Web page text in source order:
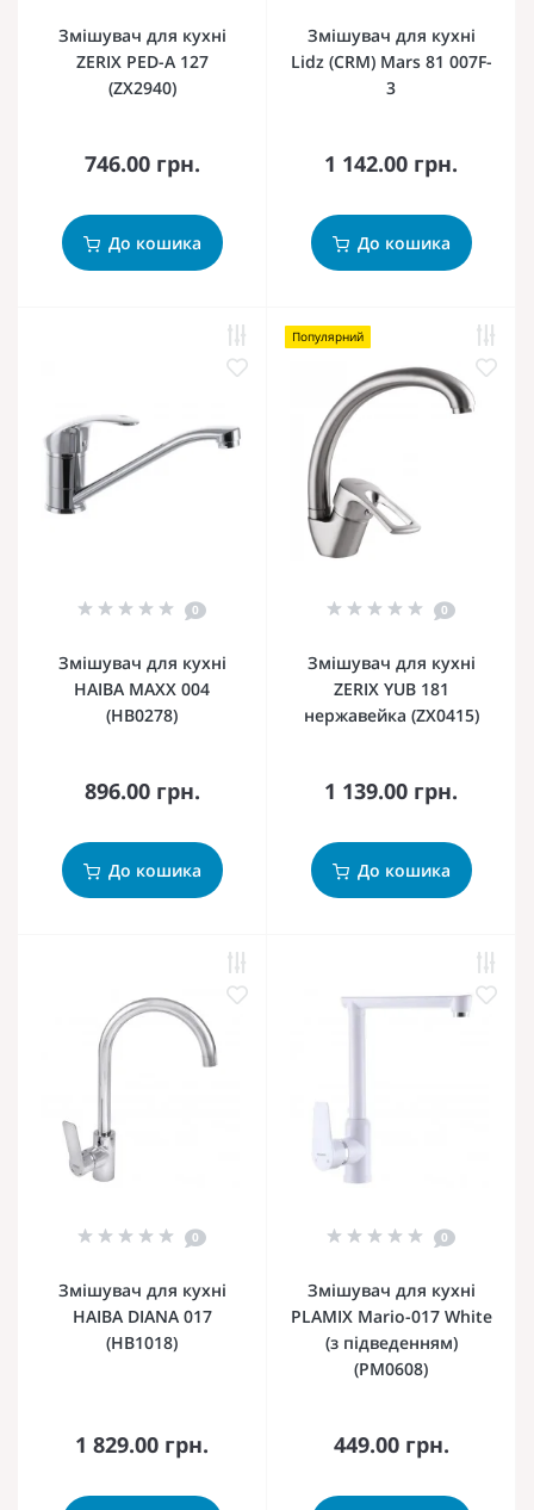
Змішувач для кухні
ZERIX PED-A 127
(ZX2940)
746.00 грн.
До кошика
Змішувач для кухні
Lidz (CRM) Mars 81 007F-
3
1 142.00 грн.
До кошика
0
Змішувач для кухні
HAIBA MAXX 004
(HB0278)
896.00 грн.
До кошика
Популярний
0
Змішувач для кухні
ZERIX YUB 181
нержавейка (ZX0415)
1 139.00 грн.
До кошика
0
Змішувач для кухні
HAIBA DIANA 017
(HB1018)
1 829.00 грн.
0
Змішувач для кухні
PLAMIX Mario-017 White
(з підведенням)
(PM0608)
449.00 грн.